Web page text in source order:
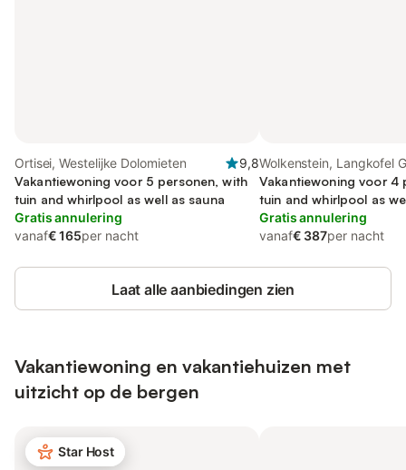
Ortisei, Westelijke Dolomieten
9,8
Vakantiewoning voor 5 personen, with
tuin and whirlpool as well as sauna
Gratis annulering
vanaf€ 165per nacht
Wolkenstein, Langkofel
Vakantiewoning voor 4
tuin and whirlpool as
Gratis annulering
vanaf€ 387per nacht
Laat alle aanbiedingen zien
Vakantiewoning en vakantiehuizen met
uitzicht op de bergen
Star Host